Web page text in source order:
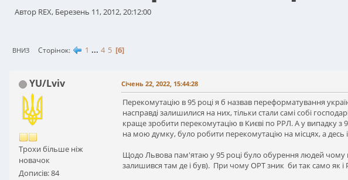
Автор REX, Березень 11, 2012, 20:12:00
ВНИЗ Сторінок 1 ... 4 5 6
YU/Lviv
Трохи більше ніж
новачок
Дописів: 84
Січень 22, 2022, 15:44:28
Перекомутацію в 95 році я б назвав переформатування
насправді залишилися на них, тільки стали самі собі
краще зробити перекомутацію в Києві по РРЛ. А у випадку з
на мою думку, було робити перекомутацію на місцях, а десь і
Щодо Львова пам'ятаю у 95 році було обурення людей чому
залишився там де і був). При чому ОРТ зник би так само як і